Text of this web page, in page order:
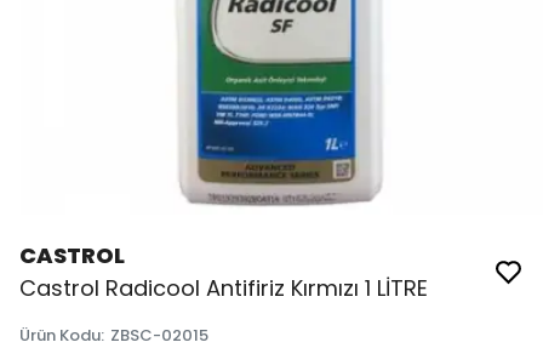
CASTROL
Castrol Radicool Antifiriz Kırmızı 1 LİTRE
Ürün Kodu: ZBSC-02015